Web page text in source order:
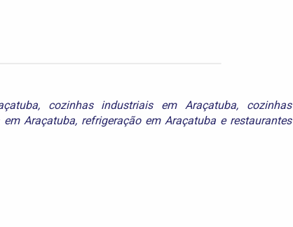
, cozinhas industriais em Araçatuba, cozinhas
Araçatuba, refrigeração em Araçatubae restaurantes